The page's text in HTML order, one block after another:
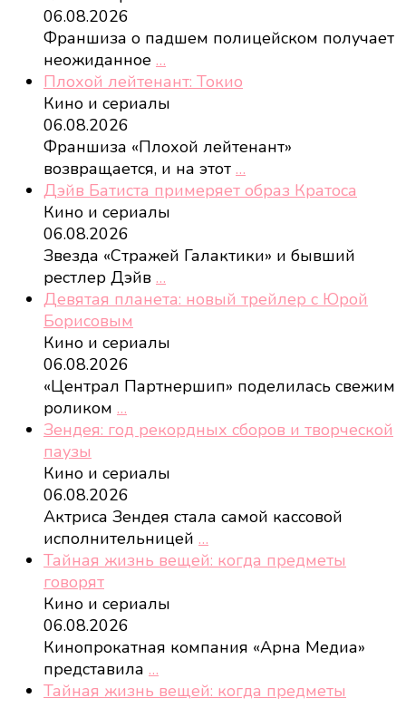
06.08.2026
Франшиза о падшем полицейском получает
неожиданное …
Плохой лейтенант: Токио
Кино и сериалы
06.08.2026
Франшиза «Плохой лейтенант»
возвращается, и на этот …
Дэйв Батиста примеряет образ Кратоса
Кино и сериалы
06.08.2026
Звезда «Стражей Галактики» и бывший
рестлер Дэйв …
Девятая планета: новый трейлер с Юрой
Борисовым
Кино и сериалы
06.08.2026
«Централ Партнершип» поделилась свежим
роликом …
Зендея: год рекордных сборов и творческой
паузы
Кино и сериалы
06.08.2026
Актриса Зендея стала самой кассовой
исполнительницей …
Тайная жизнь вещей: когда предметы
говорят
Кино и сериалы
06.08.2026
Кинопрокатная компания «Арна Медиа»
представила …
Тайная жизнь вещей: когда предметы